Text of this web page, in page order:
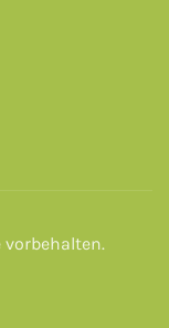
vorbehalten.